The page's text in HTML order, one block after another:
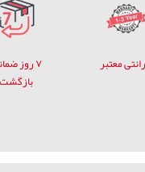
معتبر
۷ روز
بازگشت